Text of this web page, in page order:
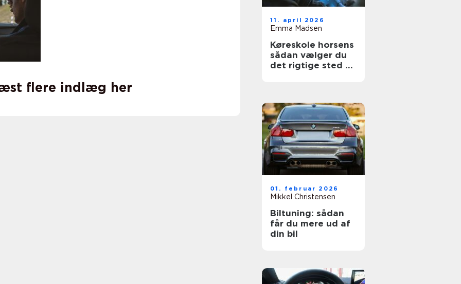
flere indlæg her
11. april 2026
Emma Madsen
Køreskole horsens
sådan vælger du
det rigtige sted til
01. februar 2026
Mikkel Christensen
Biltuning: sådan
får du mere ud af
din bil